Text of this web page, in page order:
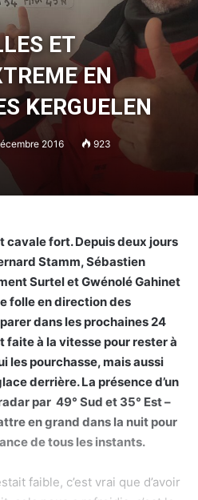
ET
EN
KERGUELEN
2016 923
cavale fort. Depuis deux jours
Stamm, Sébastien
Surtel et Gwénolé Gahinet
folle en direction des
dans les prochaines 24
faite à la vitesse pour rester à
les pourchasse, mais aussi
derrière. La présence d’un
par 49° Sud et 35° Est –
en grand dans la nuit pour
de tous les instants.
faible, c’est vrai que d’avoir